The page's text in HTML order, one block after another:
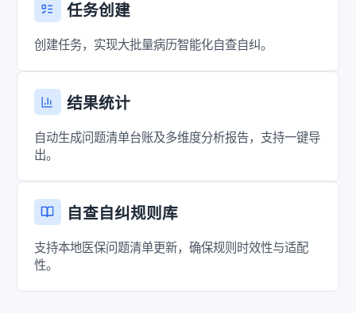
任务创建
创建任务，实现大批量病历智能化自查自纠。
结果统计
自动生成问题清单台账及多维度分析报告，支持一键导
出。
自查自纠规则库
支持本地医保问题清单更新，确保规则时效性与适配
性。